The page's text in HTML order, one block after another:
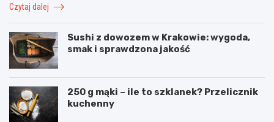
Czytaj dalej
Sushi z dowozem w Krakowie: wygoda,
smak i sprawdzona jakość
250 g mąki – ile to szklanek? Przelicznik
kuchenny